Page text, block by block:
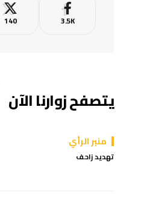
3.5K
140
يتصفح زوارنا الآن
منبر الرأي
تهديد زاحف